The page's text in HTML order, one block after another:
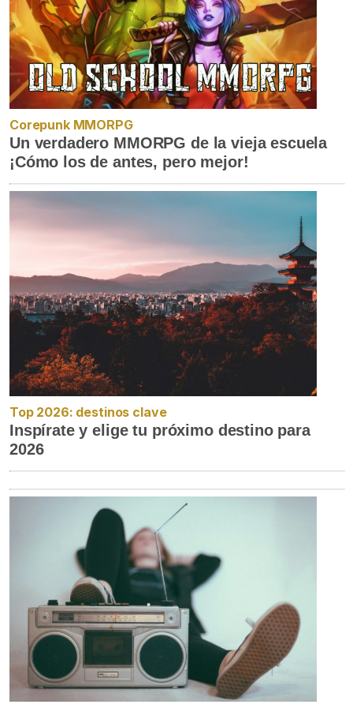
Corepunk MMORPG
Un verdadero MMORPG de la vieja escuela
¡Cómo los de antes, pero mejor!
Top 2026: destinos clave
Inspírate y elige tu próximo destino para
2026